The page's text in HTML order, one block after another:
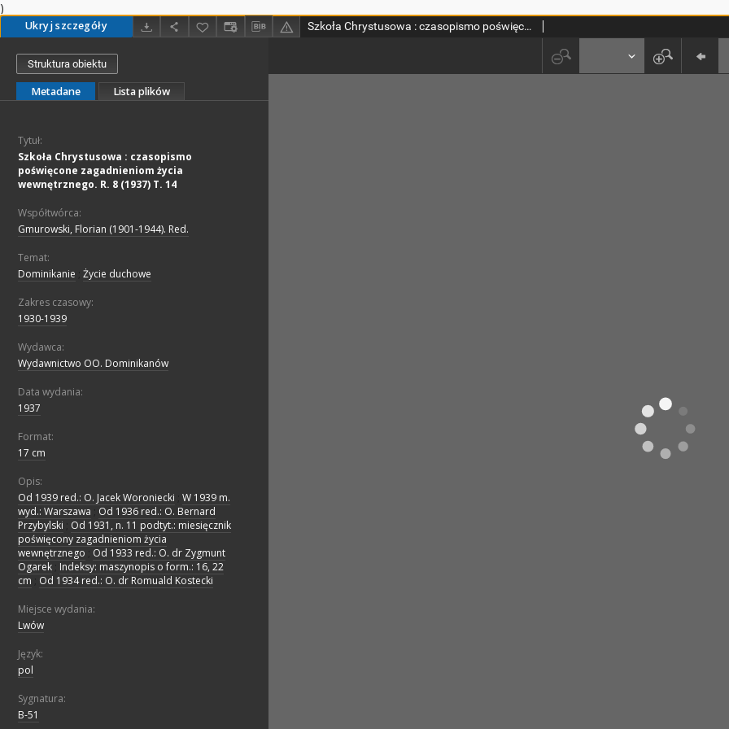
)
Ukryj szczegóły Szkoła Chrystusowa : czasopismo poświęcone zagadnieniom życia wewnętrznego. R. 8 (1937) T. 14
Struktura obiektu
Metadane Lista plików
Tytuł:
Szkoła Chrystusowa : czasopismo
poświęcone zagadnieniom życia
wewnętrznego. R. 8 (1937) T. 14
Współtwórca:
Gmurowski, Florian (1901-1944). Red.
Temat:
Dominikanie Życie duchowe
Zakres czasowy:
1930-1939
Wydawca:
Wydawnictwo OO. Dominikanów
Data wydania:
1937
Format:
17 cm
Opis:
Od 1939 red.: O. Jacek Woroniecki W 1939 m.
wyd.: Warszawa
Od 1936 red.: O. Bernard
Przybylski
Od 1931, n. 11 podtyt.: miesięcznik
poświęcony zagadnieniom życia
wewnętrznego
Od 1933 red.: O. dr Zygmunt
Ogarek Indeksy: maszynopis o form.: 16, 22
cm
Od 1934 red.: O. dr Romuald Kostecki
Miejsce wydania:
Lwów
Język:
pol
Sygnatura:
B-51